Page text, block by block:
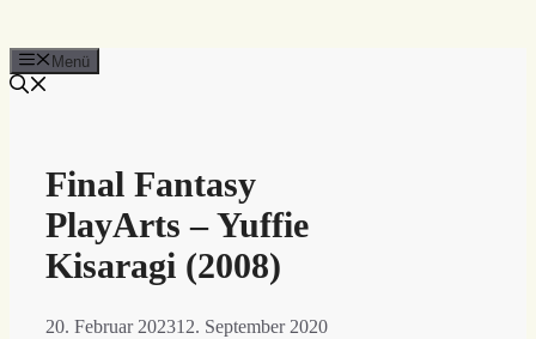
Menü
Final Fantasy
PlayArts – Yuffie
Kisaragi (2008)
20. Februar 202312. September 2020